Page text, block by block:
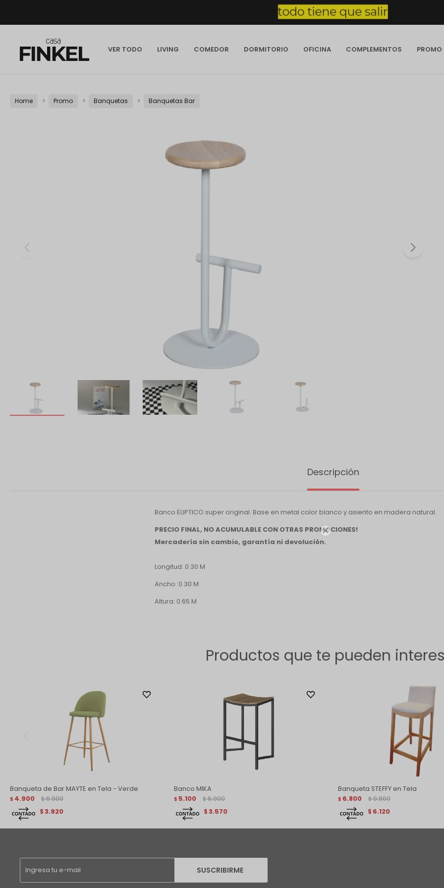

VER TODO LIVING COMEDOR DORMITORIO OFICINA COMPLEMENTOS PROMO
Home Promo Banquetas Banquetas Bar
Descripción
Banco ELIPTICO super original. Base en metal color blanco y asiento en madera natural.
PRECIO FINAL, NO ACUMULABLE CON OTRAS PROMOCIONES!
Mercadería sin cambio, garantía ni devolución.
Longitud: 0.30 M
Ancho: 0.30 M
Altura: 0.65 M
Productos que te pueden
Banqueta de Bar MAYTE en Tela - Verde
$ 4.900 $ 6.900
$3.920
Banco MIKA
$ 5.100 $ 6.900
$3.570
Banqueta STEFFY en Tela
$ 6.800 $ 9.800
$ 6.120
SUSCRIBIRME